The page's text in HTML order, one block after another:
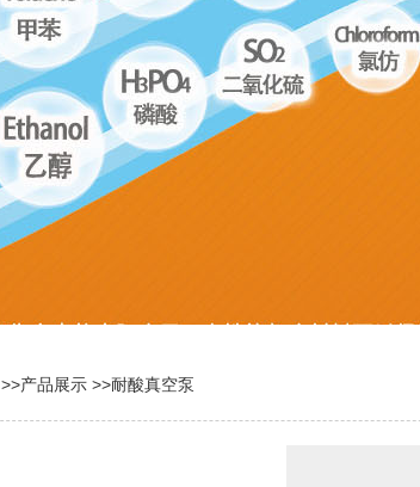
>>产品展示 >>耐酸真空泵